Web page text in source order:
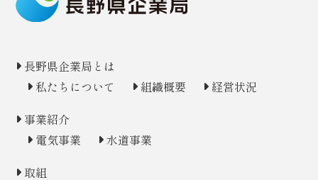
長野県企業局とは
私たちについて
組織概要
経営状況
事業紹介
電気事業
水道事業
取組